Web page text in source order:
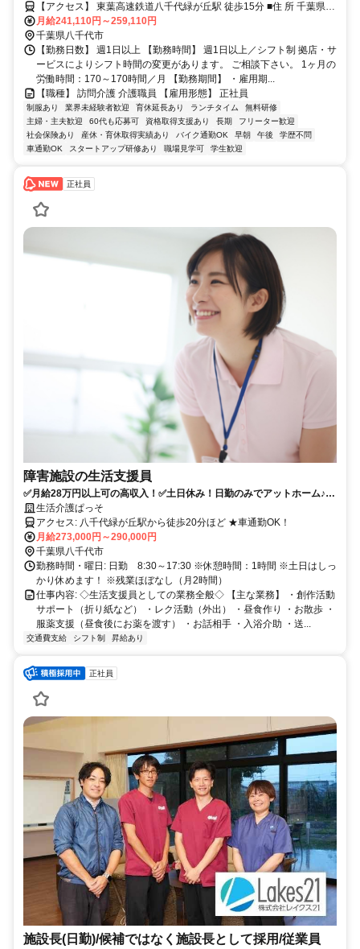
【アクセス】 東葉高速鉄道八千代緑が丘駅 徒歩15分 ■住 所 千葉県
八千代市 大和田新田66-7 ■アクセス 東葉高速鉄道八千代緑が丘駅 徒
歩15分
月給241,110円～259,110円
千葉県八千代市
【勤務日数】 週1日以上 【勤務時間】 週1日以上／シフト制 拠店・サ
ービスによりシフト時間の変更があります。 ご相談下さい。 1ヶ月の
労働時間：170～170時間／月 【勤務期間】 ・雇用期...
【職種】 訪問介護 介護職員 【雇用形態】 正社員
制服あり 業界未経験者歓迎 育休延長あり ランチタイム
無料研修
主婦・主夫歓迎
60代も応募可 資格取得支援あり 長期
フリーター歓迎
社会保険あり
産休・育休取得実績あり バイク通勤OK 早朝 午後
学歴不問
車通勤OK
スタートアップ研修あり 職場見学可 学生歓迎
正社員
障害施設の生活支援員
✅月給28万円以上可の高収入！✅土日休み！日勤のみでアットホーム♪生
活介護の生活支援員
生活介護ぱっそ
アクセス: 八千代緑が丘駅から徒歩20分ほど ★車通勤OK！
月給273,000円～290,000円
千葉県八千代市
勤務時間・曜日: 日勤 8:30～17:30 ※休憩時間：1時間 ※土日はしっ
かり休めます！ ※残業ほぼなし（月2時間）
仕事内容: ◇生活支援員としての業務全般◇ 【主な業務】 ・創作活動
サポート（折り紙など） ・レク活動（外出） ・昼食作り ・お散歩 ・
服薬支援（昼食後にお薬を渡す） ・お話相手 ・入浴介助 ・送...
交通費支給 シフト制 昇給あり
正社員
施設長(日勤)/候補ではなく施設長として採用/従業員